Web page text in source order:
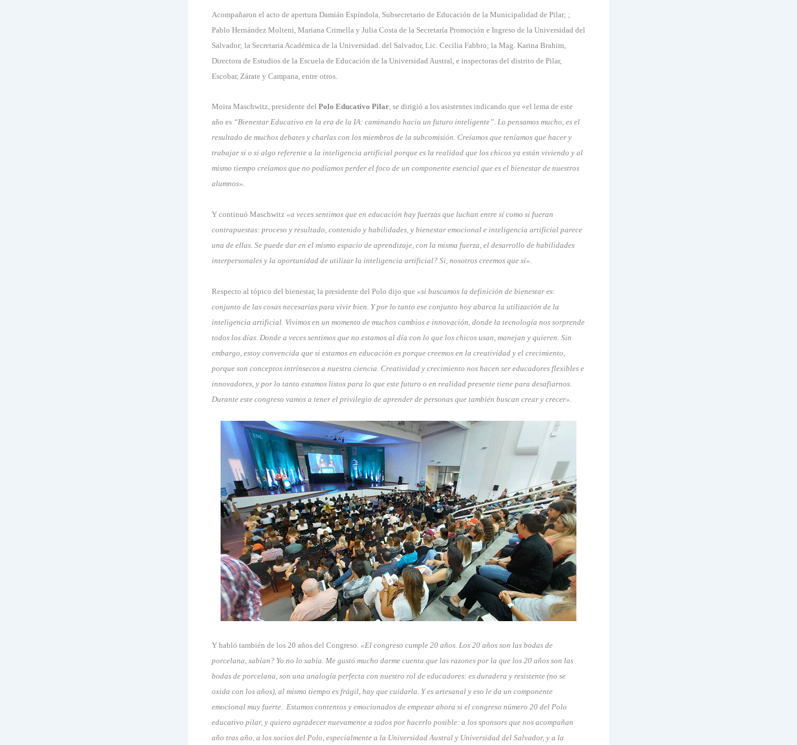
Acompañaron el acto de apertura Damián Espíndola, Subsecretario de Educación de la Municipalidad de Pilar; ;
Pablo Hernández Molteni, Mariana Crimella y Julia Costa de la Secretaría Promoción e Ingreso de la Universidad del
Salvador; la Secretaria Académica de la Universidad. del Salvador, Lic. Cecilia Fabbro; la Mag. Karina Brahim,
Directora de Estudios de la Escuela de Educación de la Universidad Austral, e inspectoras del distrito de Pilar,
Escobar, Zárate y Campana, entre otros.
Moira Maschwitz, presidente del Polo Educativo Pilar, se dirigió a los asistentes indicando que «el lema de este
año es “Bienestar Educativo en la era de la IA: caminando hacia un futuro inteligente”. Lo pensamos mucho, es el
resultado de muchos debates y charlas con los miembros de la subcomisión. Creíamos que teníamos que hacer y
trabajar si o si algo referente a la inteligencia artificial porque es la realidad que los chicos ya están viviendo y al
mismo tiempo creíamos que no podíamos perder el foco de un componente esencial que es el bienestar de nuestros
alumnos».
Y continuó Maschwitz «a veces sentimos que en educación hay fuerzas que luchan entre sí como si fueran
contrapuestas: proceso y resultado, contenido y habilidades, y bienestar emocional e inteligencia artificial parece
una de ellas. Se puede dar en el mismo espacio de aprendizaje, con la misma fuerza, el desarrollo de habilidades
interpersonales y la oportunidad de utilizar la inteligencia artificial? Si, nosotros creemos que sí».
Respecto al tópico del bienestar, la presidente del Polo dijo que «si buscamos la definición de bienestar es:
conjunto de las cosas necesarias para vivir bien. Y por lo tanto ese conjunto hoy abarca la utilización de la
inteligencia artificial. Vivimos en un momento de muchos cambios e innovación, donde la tecnología nos sorprende
todos los días. Donde a veces sentimos que no estamos al día con lo que los chicos usan, manejan y quieren. Sin
embargo, estoy convencida que si estamos en educación es porque creemos en la creatividad y el crecimiento,
porque son conceptos intrínsecos a nuestra ciencia. Creatividad y crecimiento nos hacen ser educadores flexibles e
innovadores, y por lo tanto estamos listos para lo que este futuro o en realidad presente tiene para desafiarnos.
Durante este congreso vamos a tener el privilegio de aprender de personas que también buscan crear y crecer».
Y habló también de los 20 años del Congreso. «El congreso cumple 20 años. Los 20 años son las bodas de
porcelana, sabían? Yo no lo sabía. Me gustó mucho darme cuenta que las razones por la que los 20 años son las
bodas de porcelana, son una analogía perfecta con nuestro rol de educadores: es duradera y resistente (no se
oxida con los años), al mismo tiempo es frágil, hay que cuidarla. Y es artesanal y eso le da un componente
emocional muy fuerte. Estamos contentos y emocionados de empezar ahora si el congreso número 20 del Polo
educativo pilar, y quiero agradecer nuevamente a todos por hacerlo posible: a los sponsors que nos acompañan
año tras año, a los socios del Polo, especialmente a la Universidad Austral y Universidad del Salvador, y a la